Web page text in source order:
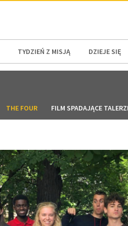
TYDZIEŃ Z MISJĄ DZIEJE SIĘ
THE FOUR FILM SPADAJĄCE